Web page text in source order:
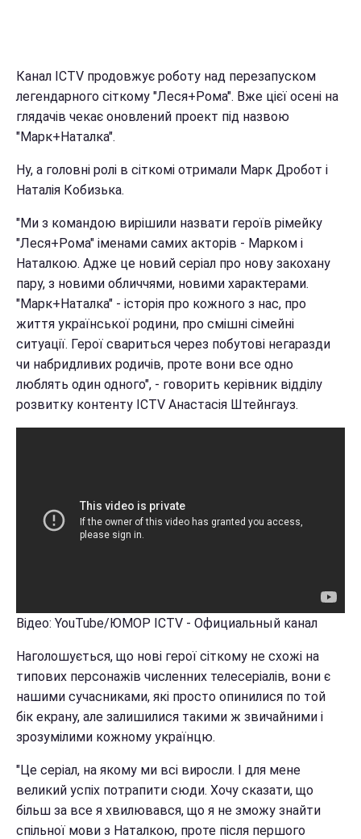
Канал ICTV продовжує роботу над перезапуском
легендарного сіткому "Леся+Рома". Вже цієї осені на
глядачів чекає оновлений проект під назвою
"Марк+Наталка".
Ну, а головні ролі в сіткомі отримали Марк Дробот і
Наталія Кобизька.
"Ми з командою вирішили назвати героїв рімейку
"Леся+Рома" іменами самих акторів - Марком і
Наталкою. Адже це новий серіал про нову закохану
пару, з новими обличчями, новими характерами.
"Марк+Наталка" - історія про кожного з нас, про
життя української родини, про смішні сімейні
ситуації. Герої свариться через побутові негаразди
чи набридливих родичів, проте вони все одно
люблять один одного", - говорить керівник відділу
розвитку контенту ICTV Анастасія Штейнгауз.
Відео: YouTube/ЮМОР ICTV - Официальный канал
Наголошується, що нові герої сіткому не схожі на
типових персонажів численних телесеріалів, вони є
нашими сучасниками, які просто опинилися по той
бік екрану, але залишилися такими ж звичайними і
зрозумілими кожному українцю.
"Це серіал, на якому ми всі виросли. І для мене
великий успіх потрапити сюди. Хочу сказати, що
більш за все я хвилювався, що я не зможу знайти
спільної мови з Наталкою, проте після першого